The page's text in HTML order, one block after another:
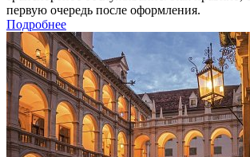
первую очередь после оформления.
Подробнее